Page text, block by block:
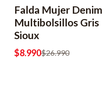
-67% OFF
Falda Mujer Denim
Multibolsillos Gris
Sioux
$8.990$26.990